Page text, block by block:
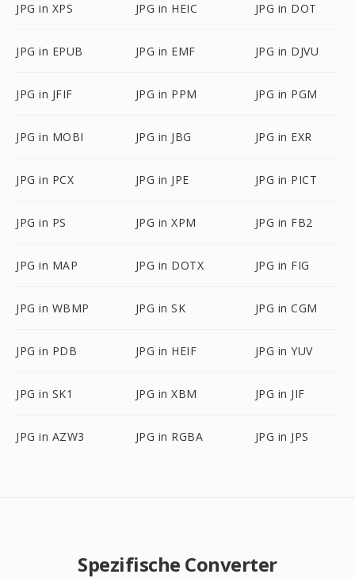
JPG in XPS JPG in HEIC JPG in DOT
JPG in EPUB JPG in EMF JPG in DJVU
JPG in JFIF JPG in PPM JPG in PGM
JPG in MOBI JPG in JBG JPG in EXR
JPG in PCX JPG in JPE JPG in PICT
JPG in PS JPG in XPM JPG in FB2
JPG in MAP JPG in DOTX JPG in FIG
JPG in WBMP JPG in SK JPG in CGM
JPG in PDB JPG in HEIF JPG in YUV
JPG in SK1 JPG in XBM JPG in JIF
JPG in AZW3 JPG in RGBA JPG in JPS
Spezifische Converter